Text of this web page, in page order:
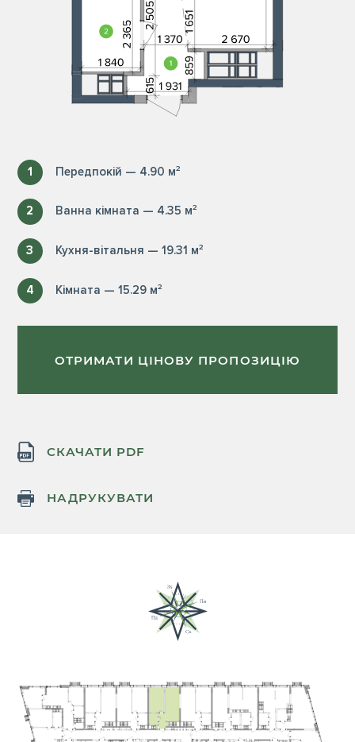
1 Передпокій — 4.90 м²
2 Ванна кімната — 4.35 м²
3 Кухня-вітальня — 19.31 м²
4 Кімната — 15.29 м²
ОТРИМАТИ ЦІНОВУ ПРОПОЗИЦІЮ
СКАЧАТИ PDF
НАДРУКУВАТИ